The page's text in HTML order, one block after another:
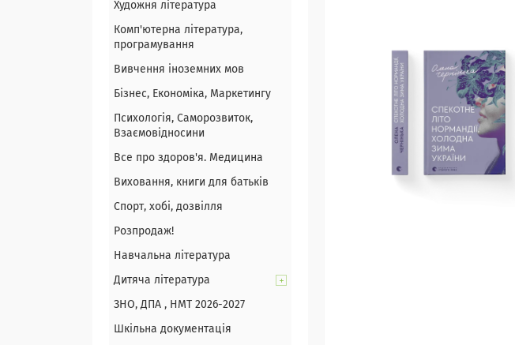
Художня література
Комп'ютерна література,
програмування
Вивчення іноземних мов
Бізнес, Економіка, Маркетингу
Психологія, Саморозвиток,
Взаємовідносини
Все про здоров'я. Медицина
Виховання, книги для батьків
Спорт, хобі, дозвілля
Розпродаж!
Навчальна література
Дитяча література
ЗНО, ДПА , НМТ 2026-2027
Шкільна документація